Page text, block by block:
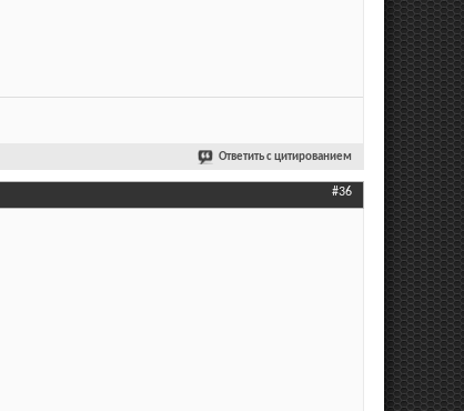
Ответить с цитированием
#36